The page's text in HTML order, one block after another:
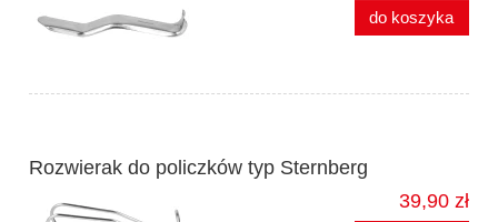
do koszyka
Rozwierak do policzków typ Sternberg
39,90 zł